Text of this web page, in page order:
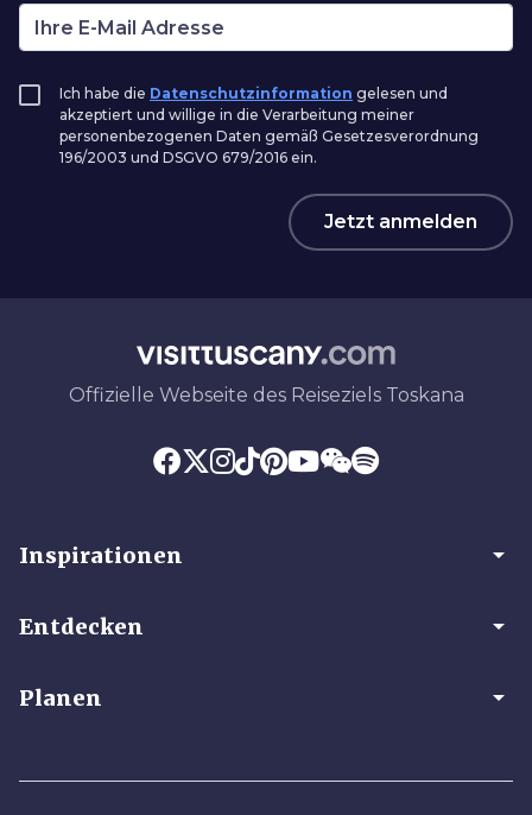
Ich habe die Datenschutzinformation gelesen und
akzeptiert und willige in die Verarbeitung meiner
personenbezogenen Daten gemäß Gesetzesverordnung
196/2003 und DSGVO 679/2016 ein.
Jetzt anmelden
Offizielle Webseite des Reiseziels Toskana
Inspirationen arrow_drop_down
Entdecken arrow_drop_down
Planen arrow_drop_down